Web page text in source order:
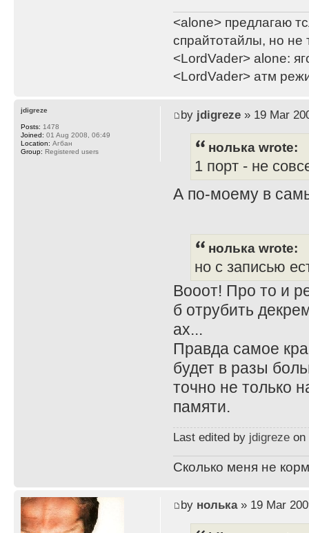
<alone> предлагаю
спрайтотайлы, но не
<LordVader> alone:
<LordVader> атм
by jdigreze» 19 Mar
нолька wrote:
1 порт - не
А по-моему в
нолька wrote:
но с записью
Вооот! Про то и
б отрубить
ах...
Правда самое
будет в разы
точно не только
памяти.
Last edited by jdigrezeon
Сколько меня не
jdigreze
Posts: 1478
Joined: 01 Aug 2008, 06:49
Location: Агбан
Group: Registered users
by нолька» 19 Mar